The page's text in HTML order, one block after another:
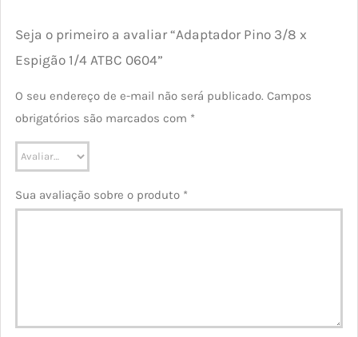
Seja o primeiro a avaliar “Adaptador Pino 3/8 x
Espigão 1/4 ATBC 0604”
O seu endereço de e-mail não será publicado. Campos
obrigatórios são marcados com *
Sua avaliação sobre o produto *